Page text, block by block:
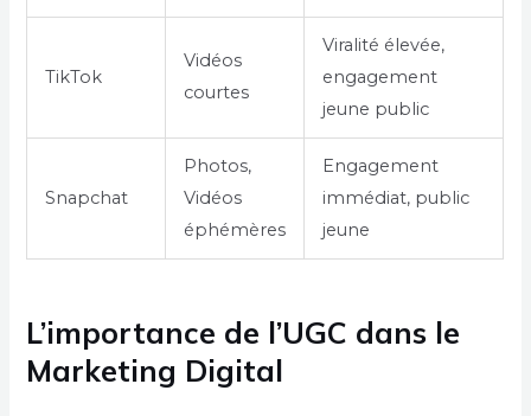
TikTok
Vidéos
courtes
Viralité élevée,
engagement
jeune public
Snapchat
Photos,
Vidéos
éphémères
Engagement
immédiat, public
jeune
L’importance de l’UGC dans le
Marketing Digital